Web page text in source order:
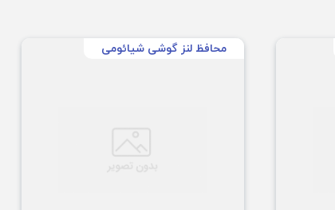
محافظ لنز گوشی شیائومی